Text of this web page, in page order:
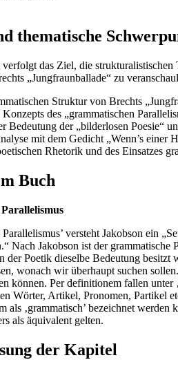
thematische
das Ziel, die strukturalistischen
„Jungfraunballade“ zu
Struktur von Brechts
des „grammatischen
Bedeutung der „bilderlosen Poesie“
mit dem Gedicht „Wenn’s einer
Rhetorik und des Einsatzes
Buch
versteht Jakobson ein
Nach Jakobson ist der
der Poetik dieselbe Bedeutung
wonach wir überhaupt suchen
können. Per definitionem fallen
Wörter, Artikel, Pronomen, Partikel
als ‚grammatisch’ bezeichnet
als äquivalent gelten.
der Kapitel